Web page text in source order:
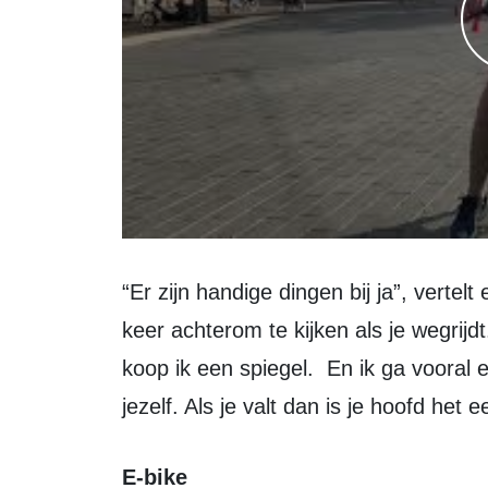
“Er zijn handige dingen bij ja”, vertelt een man. “Je vergeet nog wel eens een
keer achterom te kijken als je
koop ik een spiegel. En ik ga vooral
jezelf. Als je valt dan is je hoofd het
E-bike